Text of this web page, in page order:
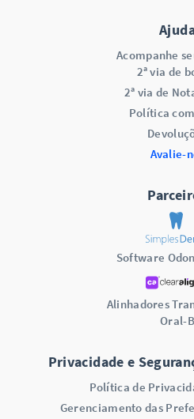
Acompanhe
2ª via de
2ª via de
Política
Avalie-
Software
Alinhadores
Oral-B
Privacidade e
Política de
Gerenciamento das